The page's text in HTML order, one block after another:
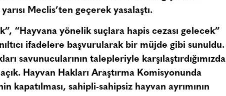
Meclis’ten geçerek yasalaştı.
“Hayvana yönelik suçlara hapis cezası gelecek”
ifadelere başvurularak bir müjde gibi sunuldu.
savunucularının talepleriyle karşılaştırdığımızda
Hayvan Hakları Araştırma Komisyonunda
kapatılması, sahipli-sahipsiz hayvan ayrımının